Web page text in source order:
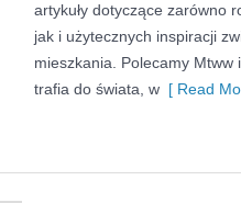
artykuły dotyczące zarówno
jak i użytecznych inspiracji
mieszkania. Polecamy Mtww
trafia do świata, w [ Read